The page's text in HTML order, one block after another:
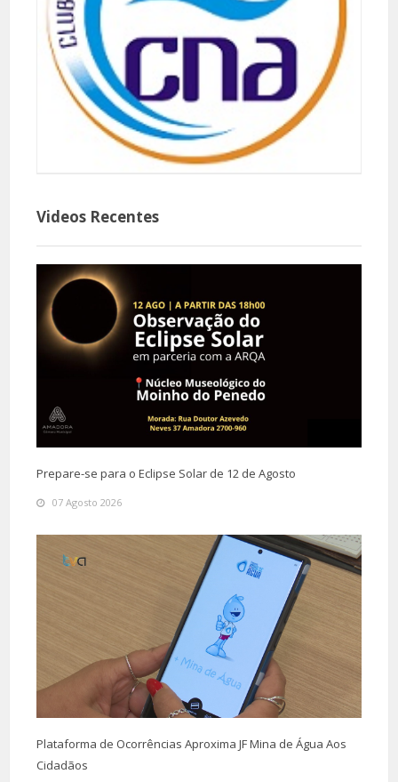
Videos Recentes
Prepare-se para o Eclipse Solar de 12 de Agosto
07 Agosto 2026
Plataforma de Ocorrências Aproxima JF Mina de Água Aos
Cidadãos